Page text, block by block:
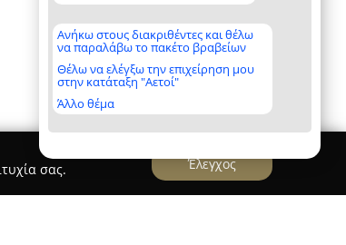
Ανήκω στους διακριθέντες και θέλω
να παραλάβω το πακέτο βραβείων
Θέλω να ελέγξω την επιχείρηση μου
στην κατάταξη "Αετοί"
Άλλο θέμα
σας.
Έλεγχος